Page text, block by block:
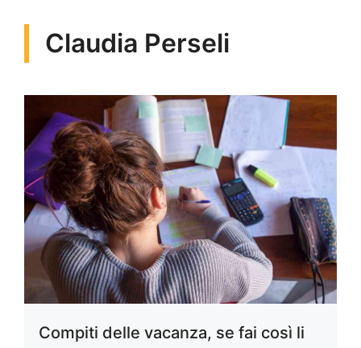
Claudia Perseli
Compiti delle vacanza, se fai così li